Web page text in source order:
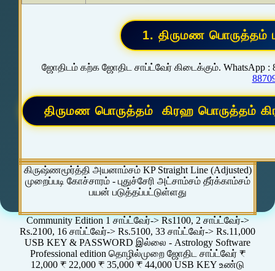
ஜோதிடம் கற்க ஜோதிட சாப்ட்வேர் கிடைக்கும். WhatsApp :
கிருஷ்ணமூர்த்தி அயனாம்சம் KP Straight Line (Adjusted)
முறைப்படி கோச்சாரம் - புதுச்சேரி அட்சாம்சம் தீர்க்காம்சம்
பயன் படுத்தப்பட்டுள்ளது
Community Edition 1 சாப்ட்வேர்-> Rs1100, 2 சாப்ட்வேர்->
Rs.2100, 16 சாப்ட்வேர்-> Rs.5100, 33 சாப்ட்வேர்-> Rs.11,000
USB KEY & PASSWORD இல்லை - Astrology Software
Professional edition தொழில்முறை ஜோதிட சாப்ட்வேர் ₹
12,000 ₹ 22,000 ₹ 35,000 ₹ 44,000 USB KEY உண்டு